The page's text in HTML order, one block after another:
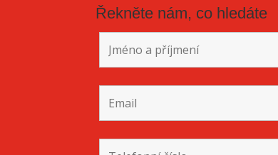
Řekněte nám, co hledáte